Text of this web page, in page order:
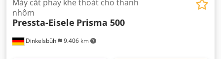
Dinkelsbühl 9.406 km
Máy cắt phay khe thoát cho thanh
nhôm
Pressta-Eisele Prisma 500